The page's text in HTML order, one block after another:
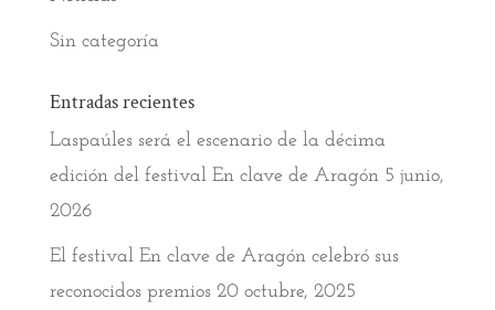
Sin categoría
Entradas recientes
Laspaúles será el escenario de la décima
edición del festival En clave de Aragón 5 junio,
2026
El festival En clave de Aragón celebró sus
reconocidos premios 20 octubre, 2025